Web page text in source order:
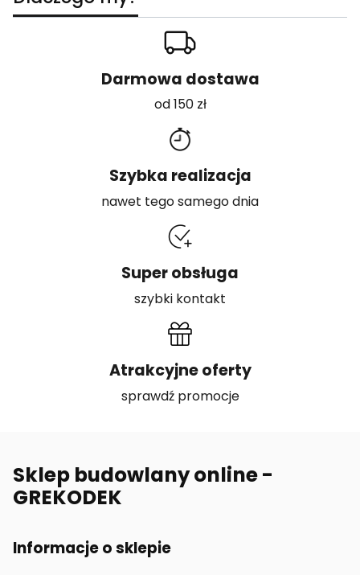
Darmowa dostawa
od 150 zł
Szybka realizacja
nawet tego samego dnia
Super obsługa
szybki kontakt
Atrakcyjne oferty
sprawdź promocje
Sklep budowlany online -
GREKODEK
Informacje o sklepie